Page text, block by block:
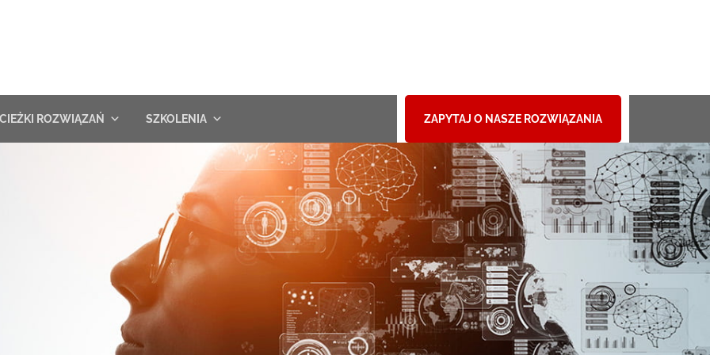
ROZWIĄZAŃ SZKOLENIA ZAPYTAJ O NASZE ROZWIĄZANIA